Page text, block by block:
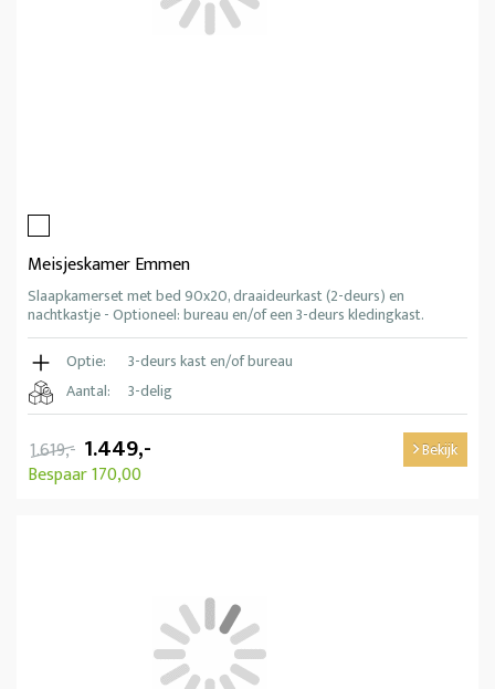
Meisjeskamer Emmen
Slaapkamerset met bed 90x20, draaideurkast (2-deurs) en
nachtkastje - Optioneel: bureau en/of een 3-deurs kledingkast.
Optie:
3-deurs kast en/of bureau
Aantal:
3-delig
1.619,- 1.449,-
Bespaar 170,00
Bekijk